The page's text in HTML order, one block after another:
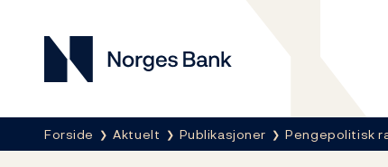
Norges Bank
Her er du nå:
Forside Aktuelt Publikasjoner Pengepolitisk